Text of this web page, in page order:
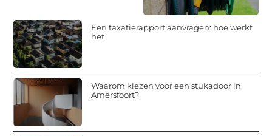
Een taxatierapport aanvragen: hoe werkt
het
Waarom kiezen voor een stukadoor in
Amersfoort?